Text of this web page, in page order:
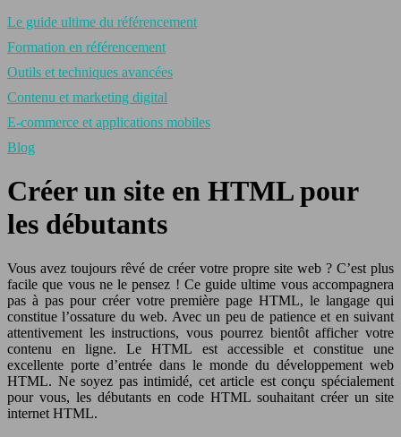
Le guide ultime du référencement
Formation en référencement
Outils et techniques avancées
Contenu et marketing digital
E-commerce et applications mobiles
Blog
Créer un site en HTML pour
les débutants
Vous avez toujours rêvé de créer votre propre site web ? C’est plus
facile que vous ne le pensez ! Ce guide ultime vous accompagnera
pas à pas pour créer votre première page HTML, le langage qui
constitue l’ossature du web. Avec un peu de patience et en suivant
attentivement les instructions, vous pourrez bientôt afficher votre
contenu en ligne. Le HTML est accessible et constitue une
excellente porte d’entrée dans le monde du développement web
HTML. Ne soyez pas intimidé, cet article est conçu spécialement
pour vous, les débutants en code HTML souhaitant créer un site
internet HTML.